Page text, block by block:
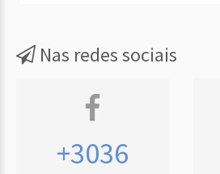
Nas redes sociais
+3036